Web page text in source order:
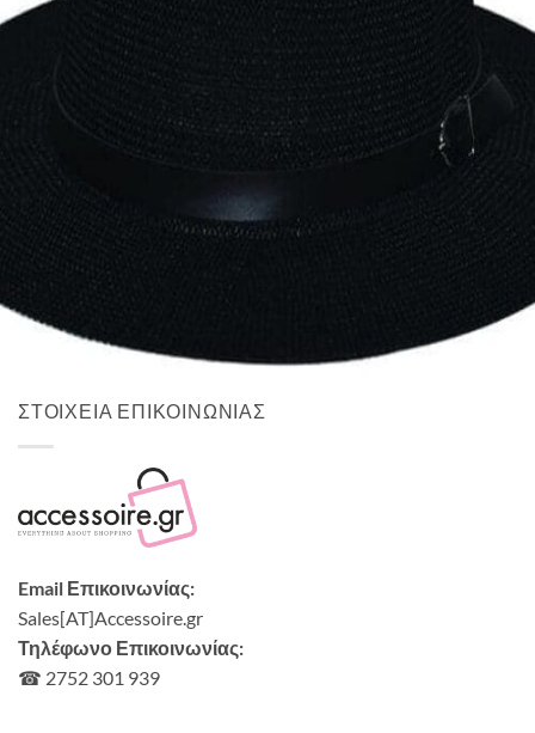
Quick View
Εξαντλημένο
ΑΝΔΡΙΚΑ ΚΑΠΕΛΑ
ΣΤΟΙΧΕΙΑ ΕΠΙΚΟΙΝΩΝΙΑΣ
Email Επικοινωνίας:
Sales[AT]Accessoire.gr
Τηλέφωνο Επικοινωνίας:
☎ 2752 301 939